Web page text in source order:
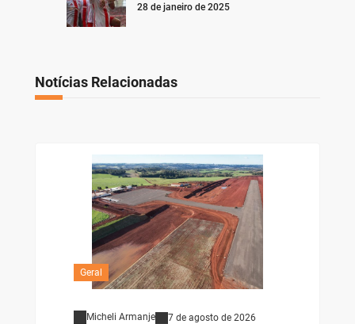
28 de janeiro de 2025
Notícias Relacionadas
Geral
Micheli Armanje 7 de agosto de 2026